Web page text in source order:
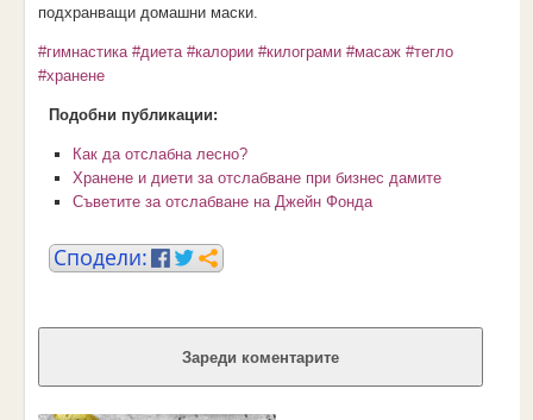
подхранващи домашни маски.
#гимнастика #диета #калории #килограми #масаж #тегло
#хранене
Подобни публикации:
Как да отслабна лесно?
Хранене и диети за отслабване при бизнес дамите
Съветите за отслабване на Джейн Фонда
Зареди коментарите